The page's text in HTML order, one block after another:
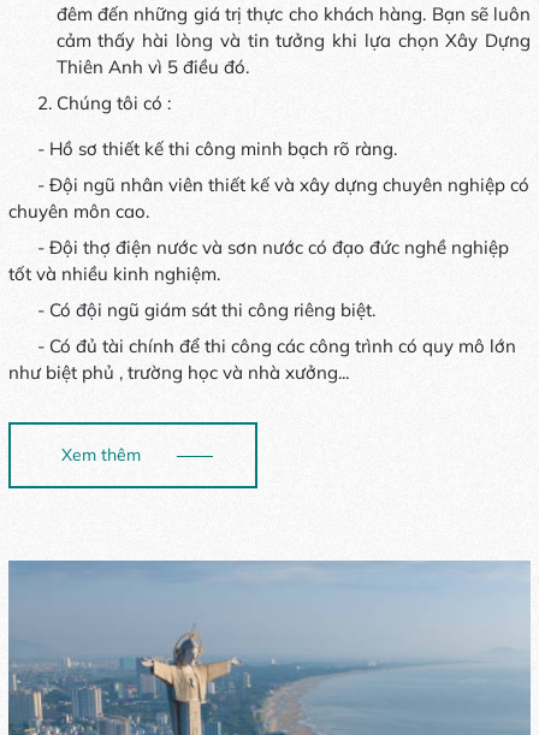
đêm đến những giá trị thực cho khách hàng. Bạn sẽ luôn
cảm thấy hài lòng và tin tưởng khi lựa chọn Xây Dựng
Thiên Anh vì 5 điều đó.
Chúng tôi có :
- Hồ sơ thiết kế thi công minh bạch rõ ràng.
- Đội ngũ nhân viên thiết kế và xây dựng chuyên nghiệp có
chuyên môn cao.
- Đội thợ điện nước và sơn nước có đạo đức nghề nghiệp
tốt và nhiều kinh nghiệm.
- Có đội ngũ giám sát thi công riêng biệt.
- Có đủ tài chính để thi công các công trình có quy mô lớn
như biệt phủ , trường học và nhà xưởng...
Xem thêm